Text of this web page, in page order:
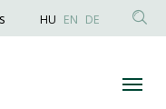
HU EN DE